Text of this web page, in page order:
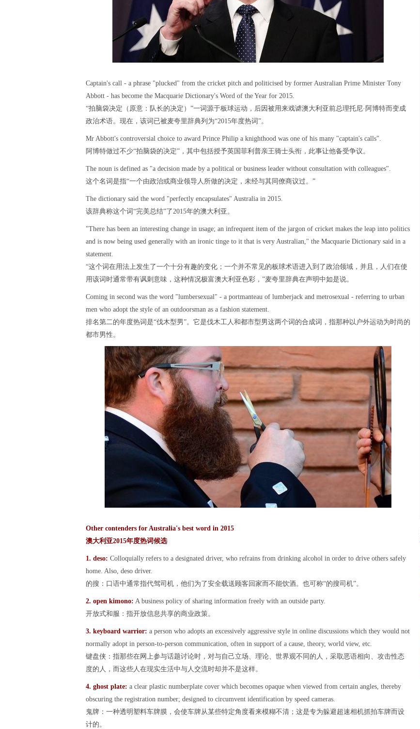
Captain's call - a phrase "plucked" from the cricket pitch and politicised by former Australian Prime Minister Tony
Abbott - has become the Macquarie Dictionary's Word of the Year for 2015.
“拍脑袋决定（原意：队长的决定）”一词源于板球运动，后因被用来戏谑澳大利亚前总理托尼·阿博特而变成
政治术语。现在，该词已被麦夸里辞典列为“2015年度热词”。
Mr Abbott's controversial choice to award Prince Philip a knighthood was one of his many "captain's calls".
阿博特做过不少“拍脑袋的决定”，其中包括授予英国菲利普亲王骑士头衔，此事让他备受争议。
The noun is defined as "a decision made by a political or business leader without consultation with colleagues".
这个名词是指“一个由政治或商业领导人所做的决定，未经与其同僚商议过。”
The dictionary said the word "perfectly encapsulates" Australia in 2015.
该辞典称这个词“完美总结”了2015年的澳大利亚。
"There has been an interesting change in usage; an infrequent item of the jargon of cricket makes the leap into politics
and is now being used generally with an ironic tinge to it that is very Australian," the Macquarie Dictionary said in a
statement.
“这个词在用法上发生了一个十分有趣的变化；一个并不常见的板球术语进入到了政治领域，并且，人们在使
用该词时通常带有讽刺意味，这种情况极富澳大利亚色彩，”麦夸里辞典在声明中如是说。
Coming in second was the word "lumbersexual" - a portmanteau of lumberjack and metrosexual - referring to urban
men who adopt the style of an outdoorsman as a fashion statement.
排名第二的年度热词是“伐木型男”。它是伐木工人和都市型男这两个词的合成词，指那种以户外运动为时尚的
都市男性。
Other contenders for Australia's best word in 2015
澳大利亚2015年度热词候选
1. deso: Colloquially refers to a designated driver, who refrains from drinking alcohol in order to drive others safely
home. Also, deso driver.
的搜：口语中通常指代驾司机，他们为了安全载送顾客回家而不能饮酒。也可称“的搜司机”。
2. open kimono: A business policy of sharing information freely with an outside party.
开放式和服：指开放信息共享的商业政策。
3. keyboard warrior: a person who adopts an excessively aggressive style in online discussions which they would not
normally adopt in person-to-person communication, often in support of a cause, theory, world view, etc.
键盘侠：指那些在网上参与话题讨论时，对与自己立场、理论、世界观不同的人，采取恶语相向、攻击性态
度的人，而这些人在现实生活中与人交流时却并不是这样。
4. ghost plate: a clear plastic numberplate cover which becomes opaque when viewed from certain angles, thereby
obscuring the registration number; designed to circumvent identification by speed cameras.
鬼牌：一种透明塑料车牌膜，会使车牌从某些特定角度看来模糊不清；这是专为躲避超速相机抓拍车牌而设
计的。